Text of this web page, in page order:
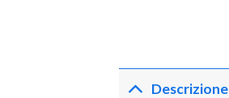
Descrizione